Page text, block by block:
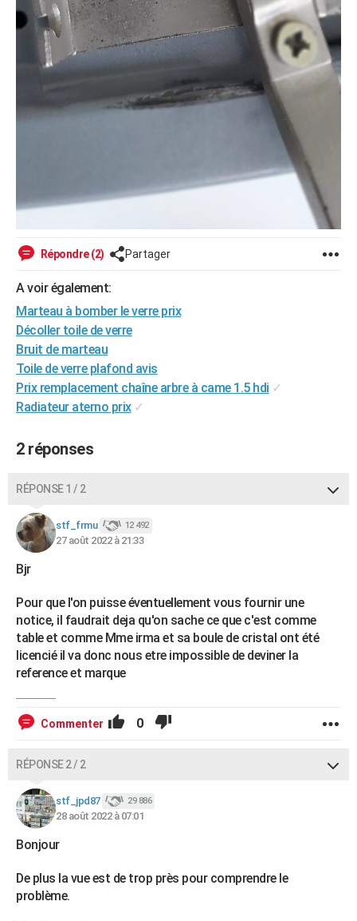
Répondre (2) Partager
A voir également:
Marteau à bomber le verre prix
Décoller toile de verre
Bruit de marteau
Toile de verre plafond avis
Prix remplacement chaîne arbre à came 1.5 hdi ✓
Radiateur aterno prix ✓
2 réponses
RÉPONSE 1 / 2
stf_frmu 12 492
27 août 2022 à 21:33
Bjr
Pour que l'on puisse éventuellement vous fournir une
notice, il faudrait deja qu'on sache ce que c'est comme
table et comme Mme irma et sa boule de cristal ont été
licencié il va donc nous etre impossible de deviner la
reference et marque
Commenter 0
RÉPONSE 2 / 2
stf_jpd87 29 886
28 août 2022 à 07:01
Bonjour
De plus la vue est de trop près pour comprendre le
problème.